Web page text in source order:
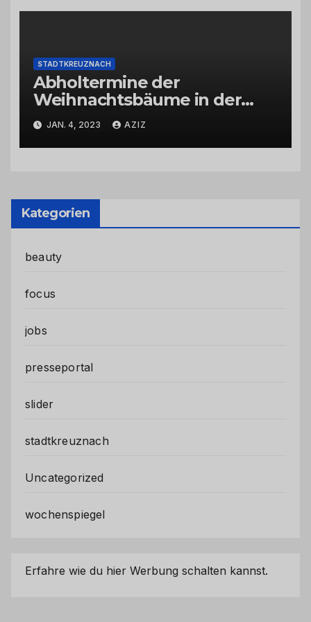
STADTKREUZNACH
Abholtermine der
Weihnachtsbäume in der
Kernstadt und in den
Stadtteilen
JAN. 4, 2023 AZIZ
Kategorien
beauty
focus
jobs
presseportal
slider
stadtkreuznach
Uncategorized
wochenspiegel
Erfahre wie du hier Werbung schalten kannst.